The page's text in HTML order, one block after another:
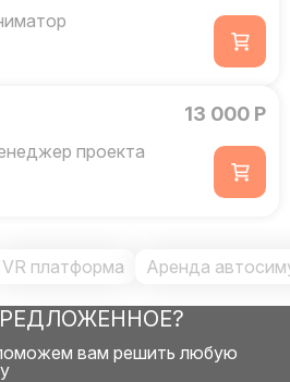
проекта
13 000 Р
VR платформа Аренда
вам решить любую